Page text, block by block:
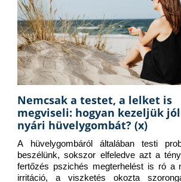
Nemcsak a testet, a lelket is
megviseli: hogyan kezeljük
nyári hüvelygombát? (x)
A hüvelygombáról általában testi
beszélünk, sokszor elfeledve azt a
fertőzés pszichés megterhelést is ró a
irritáció, a viszketés okozta